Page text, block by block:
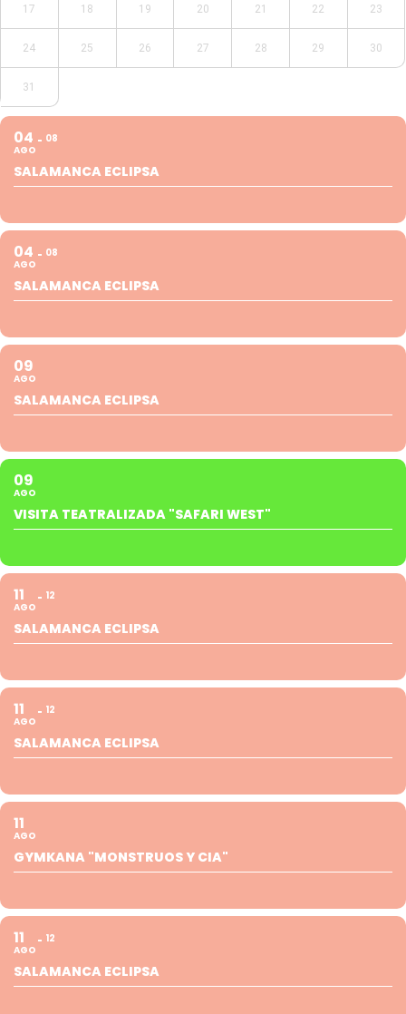
17 18 19 20 21 22 23
24 25 26 27 28 29 30
31
04
AGO
08
SALAMANCA ECLIPSA
04
AGO
08
SALAMANCA ECLIPSA
09
AGO
SALAMANCA ECLIPSA
09
AGO
VISITA TEATRALIZADA "SAFARI WEST"
11
AGO
12
SALAMANCA ECLIPSA
11
AGO
12
SALAMANCA ECLIPSA
11
AGO
GYMKANA "MONSTRUOS Y CIA"
11
AGO
12
SALAMANCA ECLIPSA